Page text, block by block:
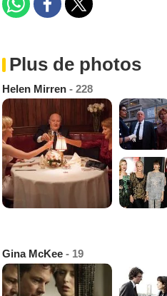
Plus de photos
Helen Mirren - 228
Gina McKee - 19